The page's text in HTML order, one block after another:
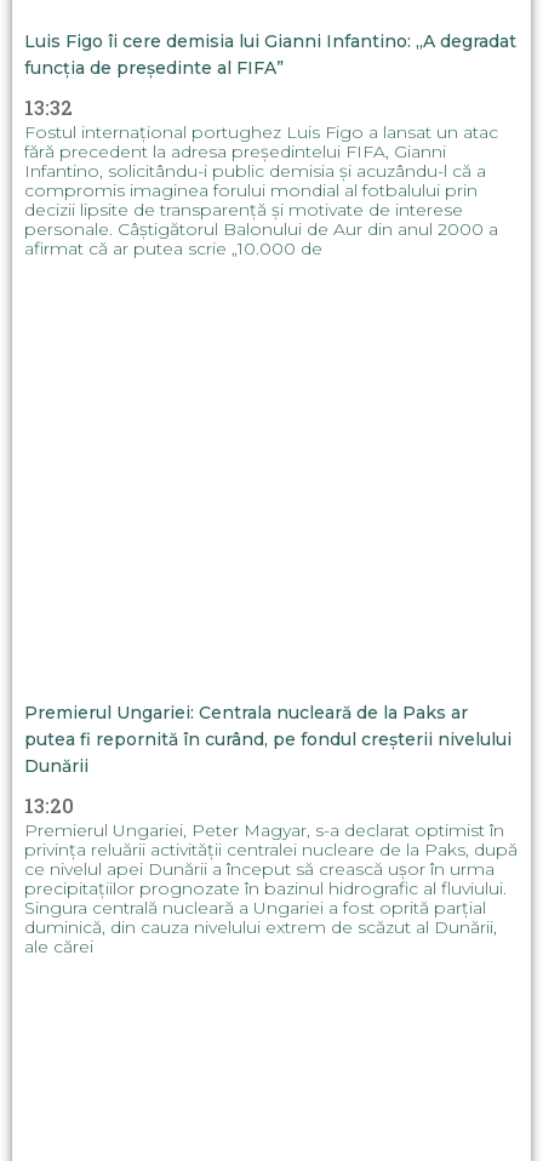
Luis Figo îi cere demisia lui Gianni Infantino: „A degradat
funcția de președinte al FIFA”
13:32
Fostul internațional portughez Luis Figo a lansat un atac
fără precedent la adresa președintelui FIFA, Gianni
Infantino, solicitându-i public demisia și acuzându-l că a
compromis imaginea forului mondial al fotbalului prin
decizii lipsite de transparență și motivate de interese
personale. Câștigătorul Balonului de Aur din anul 2000 a
afirmat că ar putea scrie „10.000 de
Premierul Ungariei: Centrala nucleară de la Paks ar
putea fi repornită în curând, pe fondul creșterii nivelului
Dunării
13:20
Premierul Ungariei, Peter Magyar, s-a declarat optimist în
privința reluării activității centralei nucleare de la Paks, după
ce nivelul apei Dunării a început să crească ușor în urma
precipitațiilor prognozate în bazinul hidrografic al fluviului.
Singura centrală nucleară a Ungariei a fost oprită parțial
duminică, din cauza nivelului extrem de scăzut al Dunării,
ale cărei